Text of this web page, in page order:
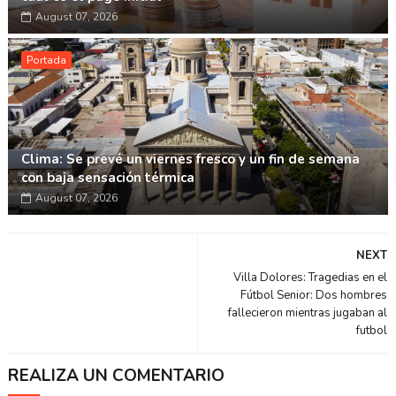
August 07, 2026
Portada
Clima: Se prevé un viernes fresco y un fin de semana
con baja sensación térmica
August 07, 2026
NEXT
Villa Dolores: Tragedias en el
Fútbol Senior: Dos hombres
fallecieron mientras jugaban al
futbol
REALIZA UN COMENTARIO